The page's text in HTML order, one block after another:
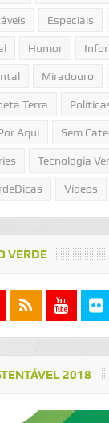
Especiais
Humor
Miradouro
Terra
Aqui Sem
Tecnologia
Vídeos
VERDE
2018